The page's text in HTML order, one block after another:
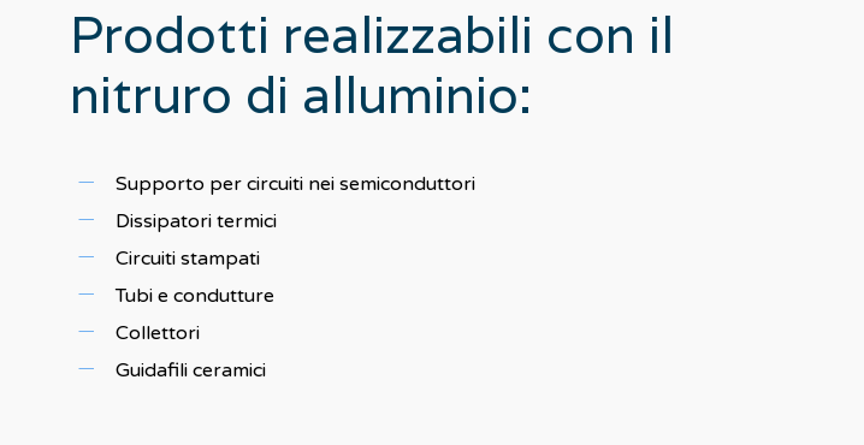
Prodotti realizzabili con il
nitruro di alluminio:
Supporto per circuiti nei semiconduttori
Dissipatori termici
Circuiti stampati
Tubi e condutture
Collettori
Guidafili ceramici